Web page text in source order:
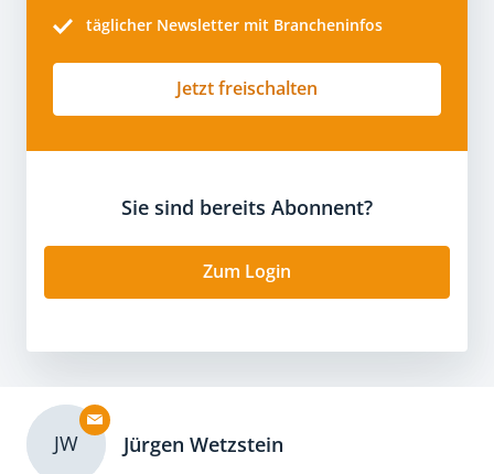
täglicher Newsletter mit Brancheninfos
Jetzt freischalten
Sie sind bereits Abonnent?
Zum Login
JW Jürgen Wetzstein